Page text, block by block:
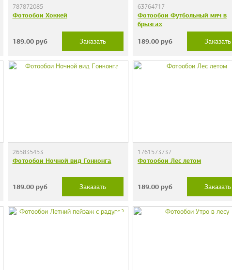
787872085
Фотообои Хоккей
189.00руб Заказать
63764717
Фотообои Футбольный мяч в
брызгах
189.00 руб Заказать
265835453
Фотообои Ночной вид Гонконга
189.00руб Заказать
1761573737
Фотообои Лес летом
189.00 руб Заказать